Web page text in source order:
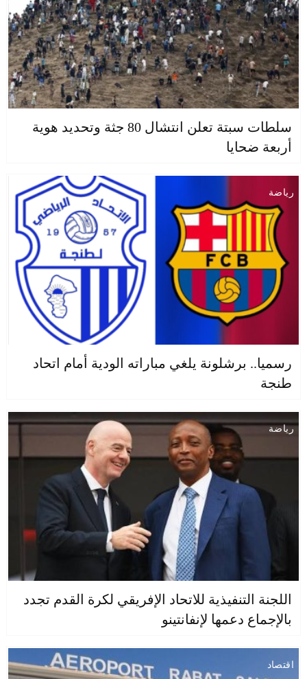
سلطات سبتة تعلن انتشال 80 جثة وتحديد هوية
أربعة ضحايا
رياضة
رسميا.. برشلونة يلغي مباراته الودية أمام اتحاد
طنجة
رياضة
اللجنة التنفيذية للاتحاد الإفريقي لكرة القدم تجدد
بالإجماع دعمها لإنفانتينو
اقتصاد